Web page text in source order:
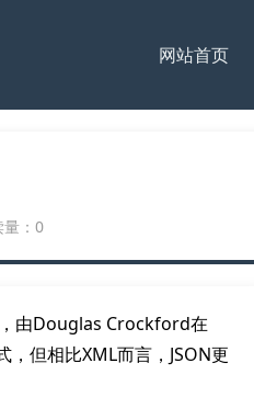
网站首页
量：0
由Douglas Crockford在
但相比XML而言，JSON更